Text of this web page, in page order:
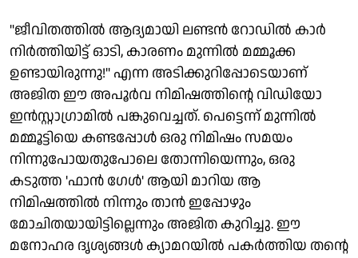
"ജീവിതത്തിൽ ആദ്യമായി ലണ്ടൻ റോഡിൽ കാർ
നിർത്തിയിട്ട് ഓടി, കാരണം മുന്നിൽ മമ്മൂക്ക
ഉണ്ടായിരുന്നു!" എന്ന അടിക്കുറിപ്പോടെയാണ്
അജിത ഈ അപൂർവ നിമിഷത്തിന്റെ വിഡിയോ
ഇൻസ്റ്റാഗ്രാമിൽ പങ്കുവെച്ചത്. പെട്ടെന്ന് മുന്നിൽ
മമ്മൂട്ടിയെ കണ്ടപ്പോൾ ഒരു നിമിഷം സമയം
നിന്നുപോയതുപോലെ തോന്നിയെന്നും, ഒരു
കടുത്ത 'ഫാൻ ഗേൾ' ആയി മാറിയ ആ
നിമിഷത്തിൽ നിന്നും താൻ ഇപ്പോഴും
മോചിതയായിട്ടില്ലെന്നും അജിത കുറിച്ചു. ഈ
മനോഹര ദൃശ്യങ്ങൾ ക്യാമറയിൽ പകർത്തിയ തന്റെ